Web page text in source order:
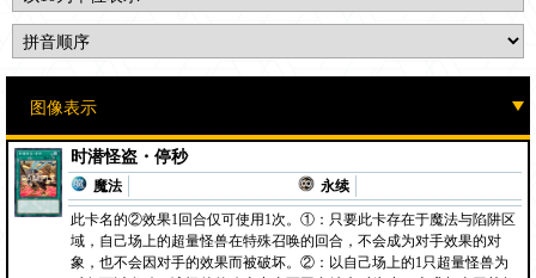
时潜怪盗・停秒
魔法
永续
此卡名的②效果1回合仅可使用1次。①：只要此卡存在于魔法与陷阱区
域，自己场上的超量怪兽在特殊召唤的回合，不会成为对手效果的对
象，也不会因对手的效果而被破坏。②：以自己场上的1只超量怪兽为